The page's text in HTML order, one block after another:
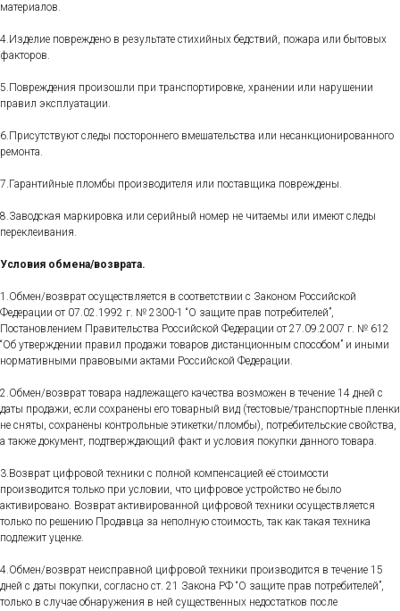
материалов.
4.Изделие повреждено в результате стихийных бедствий, пожара или бытовых
факторов.
5.Повреждения произошли при транспортировке, хранении или нарушении
правил эксплуатации.
6.Присутствуют следы постороннего вмешательства или несанкционированного
ремонта.
7.Гарантийные пломбы производителя или поставщика повреждены.
8.Заводская маркировка или серийный номер не читаемы или имеют следы
переклеивания.
Условия обмена/возврата.
1.Обмен/возврат осуществляется в соответствии с Законом Российской
Федерации от 07.02.1992 г. № 2300-1 “О защите прав потребителей”,
Постановлением Правительства Российской Федерации от 27.09.2007 г. № 612
“Об утверждении правил продажи товаров дистанционным способом” и иными
нормативными правовыми актами Российской Федерации.
2.Обмен/возврат товара надлежащего качества возможен в течение 14 дней с
даты продажи, если сохранены его товарный вид (тестовые/транспортные пленки
не сняты, сохранены контрольные этикетки/пломбы), потребительские свойства,
а также документ, подтверждающий факт и условия покупки данного товара.
3.Возврат цифровой техники с полной компенсацией её стоимости
производится только при условии, что цифровое устройство не было
активировано. Возврат активированной цифровой техники осуществляется
только по решению Продавца за неполную стоимость, так как такая техника
подлежит уценке.
4.Обмен/возврат неисправной цифровой техники производится в течение 15
дней с даты покупки, согласно ст. 21 Закона РФ “О защите прав потребителей”,
только в случае обнаружения в ней существенных недостатков после